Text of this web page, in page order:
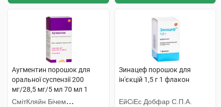
Аугментин порошок для
оральної суспензії 200
мг/28,5 мг/5 мл 70 мл 1
флакон
СмітКляйн Бічем
Зинацеф порошок для
ін'єкцій 1,5 г 1 флакон
ЕйСіЕс Добфар С.П.А.